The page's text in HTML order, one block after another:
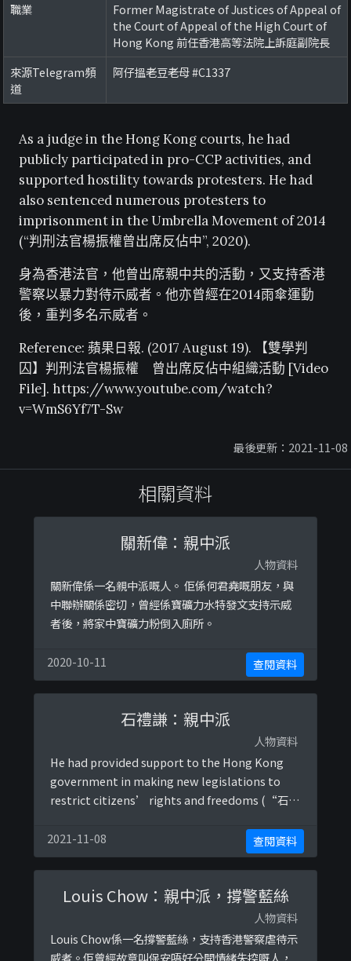
職業
Former Magistrate of Justices of Appeal of
the Court of Appeal of the High Court of
Hong Kong 前任香港高等法院上訴庭副院長
來源Telegram頻
道
阿仔搵老豆老母 #C1337
As a judge in the Hong Kong courts, he had
publicly participated in pro-CCP activities, and
supported hostility towards protesters. He had
also sentenced numerous protesters to
imprisonment in the Umbrella Movement of 2014
(“判刑法官楊振權曾出席反佔中”, 2020).
身為香港法官，他曾出席親中共的活動，又支持香港
警察以暴力對待示威者。他亦曾經在2014雨傘運動
後，重判多名示威者。
Reference: 蘋果日報. (2017 August 19). 【雙學判
囚】判刑法官楊振權 曾出席反佔中組織活動 [Video
File]. https://www.youtube.com/watch?
v=WmS6Yf7T-Sw
最後更新：2021-11-08
相關資料
關新偉：親中派
人物資料
關新偉係一名親中派嘅人。 佢係何君堯嘅朋友，與
中聯辦關係密切，曾經係寶礦力水特發文支持示威
者後，將家中寶礦力粉倒入廁所。
2020-10-11 查閱資料
石禮謙：親中派
人物資料
He had provided support to the Hong Kong
government in making new legislations to
restrict citizens’ rights and freedoms (“石禮
共產黨政府在香港強行實施國家安全法，剝奪香港
市民各項自由。Reference: 石禮謙:政府 ...
2021-11-08 查閱資料
Louis Chow：親中派，撐警藍絲
人物資料
Louis Chow係一名撐警藍絲，支持香港警察虐待示
威者。佢曾經故意叫保安唔好分開情緒失控嘅人，